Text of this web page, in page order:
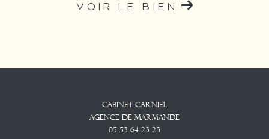
VOIR LE BIEN
Cabinet CARNIEL
Agence De Marmande
05 53 64 23 23